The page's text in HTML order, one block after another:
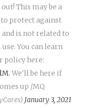
This may be a
protect against
is not related to
You can learn
policy here:
. We'll be here if
up /MQ
January 3, 2021